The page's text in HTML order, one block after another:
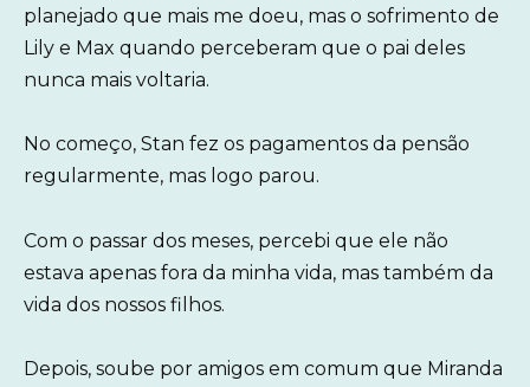
planejado que mais me doeu, mas o sofrimento de
Lily e Max quando perceberam que o pai deles
nunca mais voltaria.
No começo, Stan fez os pagamentos da pensão
regularmente, mas logo parou.
Com o passar dos meses, percebi que ele não
estava apenas fora da minha vida, mas também da
vida dos nossos filhos.
Depois, soube por amigos em comum que Miranda